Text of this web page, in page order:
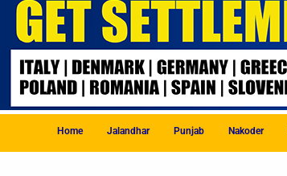
Home Jalandhar Punjab Nakoder